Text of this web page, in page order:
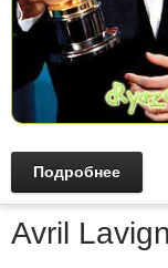
Подробнее
Avril